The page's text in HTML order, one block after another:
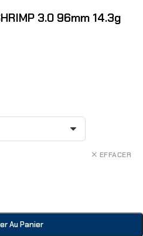
3.0 96mm 14.3g
EFFACER
Au Panier